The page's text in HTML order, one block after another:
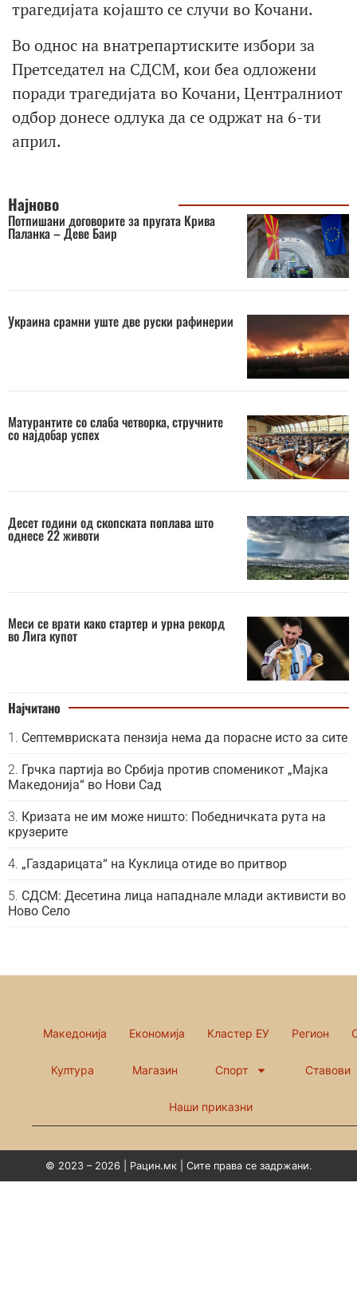
трагедијата којашто се случи во Кочани.
Во однос на внатрепартиските избори за
Претседател на СДСМ, кои беа одложени
поради трагедијата во Кочани, Централниот
одбор донесе одлука да се одржат на 6-ти
април.
Најново
Потпишани договорите за пругата Крива
Паланка – Деве Баир
Украина срамни уште две руски рафинерии
Матурантите со слаба четворка, стручните
со најдобар успех
Десет години од скопската поплава што
однесе 22 животи
Меси се врати како стартер и урна рекорд
во Лига купот
Најчитано
Септемвриската пензија нема да порасне исто за сите
Грчка партија во Србија против споменикот „Мајка
Македонија“ во Нови Сад
Кризата не им може ништо: Победничката рута на
крузерите
„Газдарицата“ на Куклица отиде во притвор
СДСМ: Десетина лица нападнале млади активисти во
Ново Село
Македонија Економија Кластер ЕУ Регион
Култура Магазин Спорт Ставови
Наши приказни
© 2023 – 2026 | Рацин.мк | Сите права се задржани.